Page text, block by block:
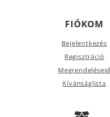
FIÓKOM
Bejelentkezés
Regisztráció
Megrendeléseid
Kívánságlista